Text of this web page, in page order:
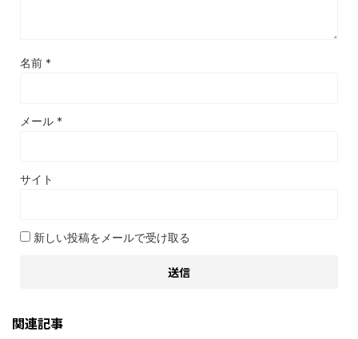
名前 *
メール *
サイト
新しい投稿をメールで受け取る
関連記事